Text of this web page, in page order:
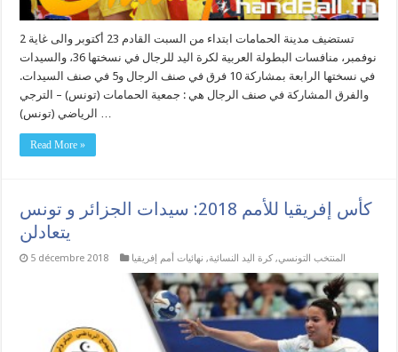
تستضيف مدينة الحمامات ابتداء من السبت القادم 23 أكتوبر والى غاية 2
نوفمبر، منافسات البطولة العربية لكرة اليد للرجال في نسختها 36، والسيدات
في نسختها الرابعة بمشاركة 10 فرق في صنف الرجال و5 في صنف السيدات.
والفرق المشاركة في صنف الرجال هي : جمعية الحمامات (تونس) – الترجي
Read More »
كأس إفريقيا للأمم 2018: سيدات الجزائر و تونس
يتعادلن
5 décembre 2018 المنتخب التونسي, كرة اليد النسائية, نهائيات أمم إفريقيا